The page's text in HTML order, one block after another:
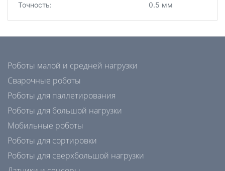
Точность:
0.5 мм
Роботы малой и средней нагрузки
Сварочные роботы
Роботы для паллетирования
Роботы для большой нагрузки
Мобильные роботы
Роботы для сортировки
Роботы для сверхбольшой нагрузки